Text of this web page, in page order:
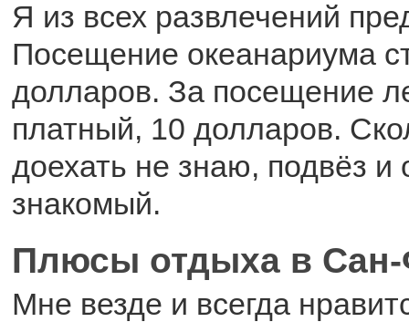
Я из всех развлечений
Посещение океанариума
долларов. За посещение
платный, 10 долларов.
доехать не знаю, подвёз и
знакомый.
Плюсы отдыха в
Мне везде и всегда